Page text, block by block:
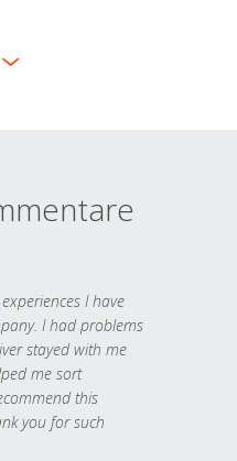
I have
I had problems
stayed with me
me sort
this
you for such